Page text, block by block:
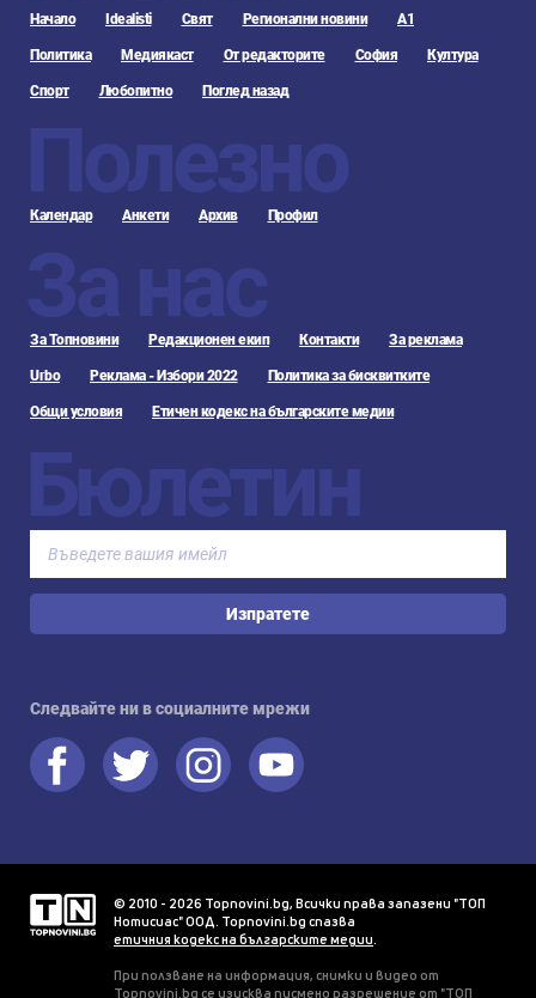
Начало Idealisti Свят Регионални новини А1
Политика Медиякаст От редакторите София Култура
Спорт Любопитно Поглед назад
Полезно
Календар Анкети Архив Профил
За нас
За Топновини Редакционен екип Контакти За реклама
Urbo Реклама - Избори 2022 Политика за бисквитките
Общи условия Етичен кодекс на българските медии
Бюлетин
Изпратете
Следвайте ни в социалните мрежи
© 2010 - 2026 Topnovini.bg, Всички права запазени "ТОП
Нотисиас" ООД. Topnovini.bg спазва
етичния кодекс на българските медии.
При ползване на информация, снимки и видео от
Topnovini.bg се изисква писмено разрешение от "ТОП